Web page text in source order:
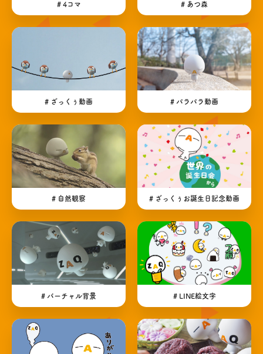
# 4コマ # あつ森
# ざっくぅ動画 # パラパラ動画
# 自然観察 # ざっくぅお誕生日記念動画
# バーチャル背景 # LINE絵文字